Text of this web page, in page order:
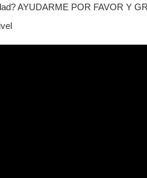
AYUDARME POR FAVOR Y